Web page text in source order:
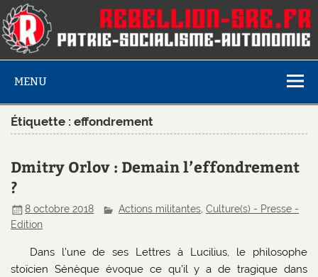
MENU
Étiquette :effondrement
Dmitry Orlov : Demain l’effondrement
?
8 octobre 2018 Actions militantes,Culture(s) - Presse -
Edition
Dans l’une de ses Lettres à Lucilius, le philosophe
stoïcien Sénèque évoque ce qu’il y a de tragique dans